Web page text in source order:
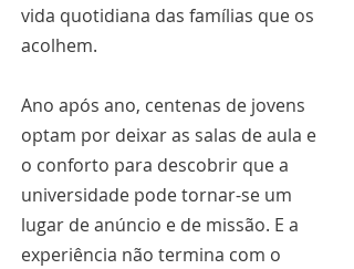
vida quotidiana das famílias que os
acolhem.
Ano após ano, centenas de jovens
optam por deixar as salas de aula e
o conforto para descobrir que a
universidade pode tornar-se um
lugar de anúncio e de missão. E a
experiência não termina com o